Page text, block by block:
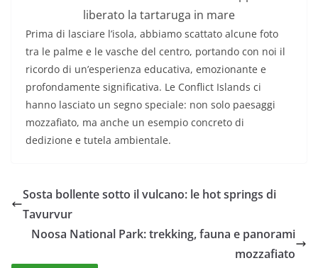
liberato la tartaruga in mare
Prima di lasciare l’isola, abbiamo scattato alcune foto
tra le palme e le vasche del centro, portando con noi il
ricordo di un’esperienza educativa, emozionante e
profondamente significativa. Le Conflict Islands ci
hanno lasciato un segno speciale: non solo paesaggi
mozzafiato, ma anche un esempio concreto di
dedizione e tutela ambientale.
Sosta bollente sotto il vulcano: le hot springs di
Tavurvur
Noosa National Park: trekking, fauna e panorami
mozzafiato